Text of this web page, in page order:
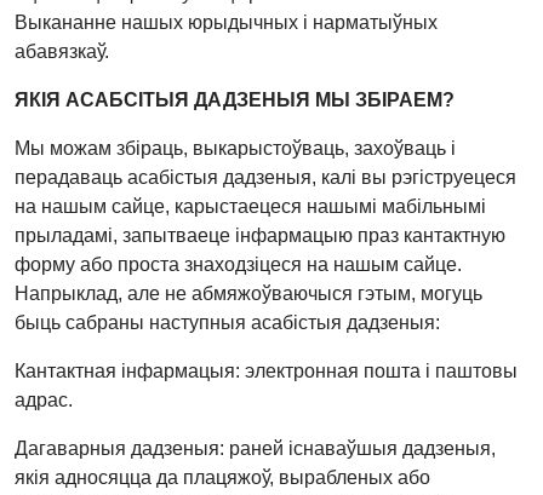
Выкананне нашых юрыдычных і нарматыўных
абавязкаў.
ЯКІЯ АСАБСІТЫЯ ДАДЗЕНЫЯ МЫ ЗБІРАЕМ?
Мы можам збіраць, выкарыстоўваць, захоўваць і
перадаваць асабістыя дадзеныя, калі вы рэгіструецеся
на нашым сайце, карыстаецеся нашымі мабільнымі
прыладамі, запытваеце інфармацыю праз кантактную
форму або проста знаходзіцеся на нашым сайце.
Напрыклад, але не абмяжоўваючыся гэтым, могуць
быць сабраны наступныя асабістыя дадзеныя:
Кантактная інфармацыя: электронная пошта і паштовы
адрас.
Дагаварныя дадзеныя: раней існаваўшыя дадзеныя,
якія адносяцца да плацяжоў, вырабленых або